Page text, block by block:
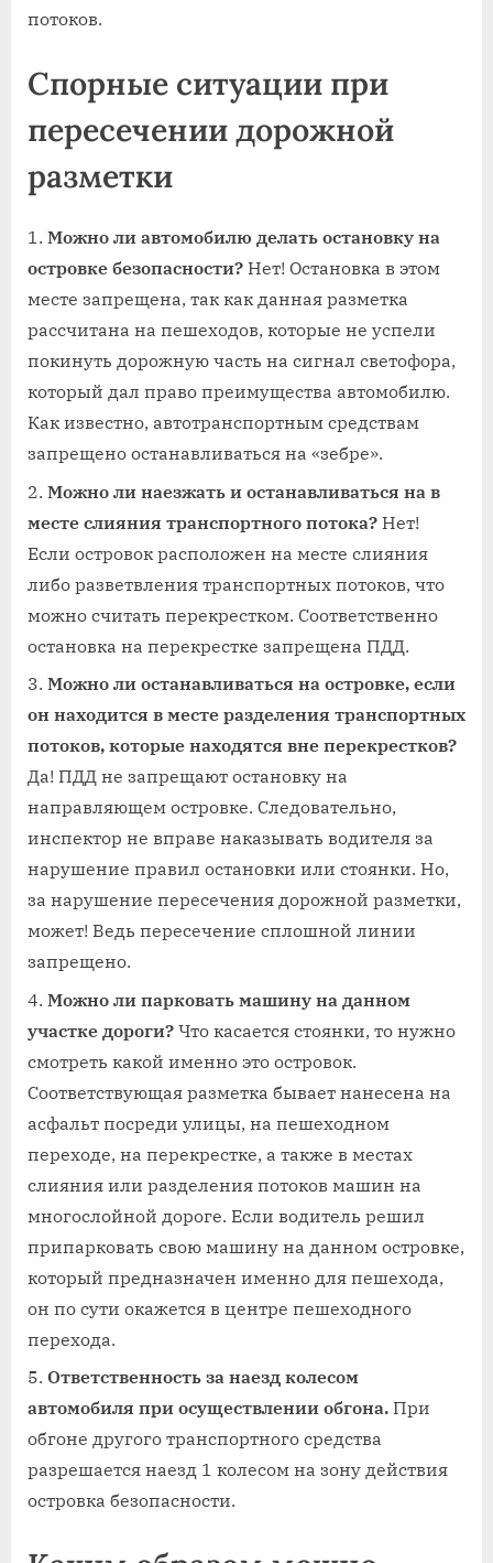
потоков.
Спорные ситуации при
пересечении дорожной
разметки
Можно ли автомобилю делать остановку на
островке безопасности? Нет! Остановка в этом
месте запрещена, так как данная разметка
рассчитана на пешеходов, которые не успели
покинуть дорожную часть на сигнал светофора,
который дал право преимущества автомобилю.
Как известно, автотранспортным средствам
запрещено останавливаться на «зебре».
Можно ли наезжать и останавливаться на в
месте слияния транспортного потока? Нет!
Если островок расположен на месте слияния
либо разветвления транспортных потоков, что
можно считать перекрестком. Соответственно
остановка на перекрестке запрещена ПДД.
Можно ли останавливаться на островке, если
он находится в месте разделения транспортных
потоков, которые находятся вне перекрестков?
Да! ПДД не запрещают остановку на
направляющем островке. Следовательно,
инспектор не вправе наказывать водителя за
нарушение правил остановки или стоянки. Но,
за нарушение пересечения дорожной разметки,
может! Ведь пересечение сплошной линии
запрещено.
Можно ли парковать машину на данном
участке дороги? Что касается стоянки, то нужно
смотреть какой именно это островок.
Соответствующая разметка бывает нанесена на
асфальт посреди улицы, на пешеходном
переходе, на перекрестке, а также в местах
слияния или разделения потоков машин на
многослойной дороге. Если водитель решил
припарковать свою машину на данном островке,
который предназначен именно для пешехода,
он по сути окажется в центре пешеходного
перехода.
Ответственность за наезд колесом
автомобиля при осуществлении обгона. При
обгоне другого транспортного средства
разрешается наезд 1 колесом на зону действия
островка безопасности.